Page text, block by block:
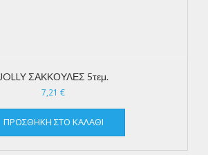
JOLLY ΣΑΚΚΟΥΛΕΣ 5τεμ.
7,21 €
ΠΡΟΣΘΉΚΗ ΣΤΟ ΚΑΛΆΘΙ